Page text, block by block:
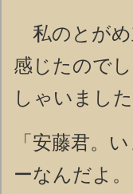
私のとがめ
感じたので
しゃいました
「安藤君。
ーなんだよ